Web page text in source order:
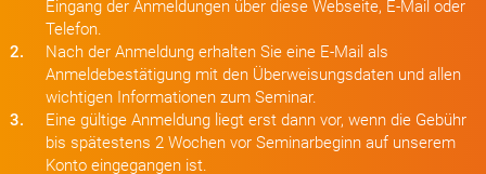
Eingang der Anmeldungen über diese Webseite, E-Mail oder
Telefon.
2.
Nach der Anmeldung erhalten Sie eine E-Mail als
Anmeldebestätigung mit den Überweisungsdaten und allen
wichtigen Informationen zum Seminar.
3.
Eine gültige Anmeldung liegt erst dann vor, wenn die Gebühr
bis spätestens 2 Wochen vor Seminarbeginn auf unserem
Konto eingegangen ist.